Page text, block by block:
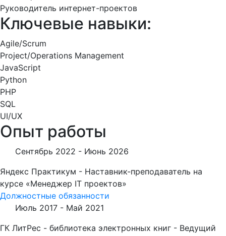
Руководитель интернет-проектов
Ключевые навыки:
Agile/Scrum
Project/Operations Management
JavaScript
Python
PHP
SQL
UI/UX
Опыт работы
Сентябрь 2022 - Июнь 2026
Яндекс Практикум - Наставник-преподаватель на
курсе «Менеджер IT проектов»
Должностные обязанности
Июль 2017 - Май 2021
ГК ЛитРес - библиотека электронных книг - Ведущий